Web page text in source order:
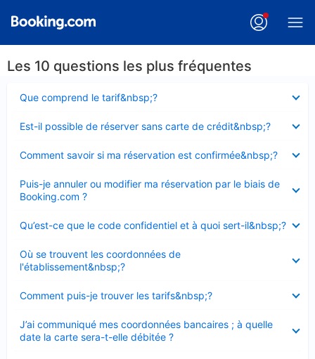
Les 10 questions les plus fréquentes
Que comprend le tarif&nbsp;?
fermé
Est-il possible de réserver sans carte de crédit&nbsp;?
fermé
Comment savoir si ma réservation est confirmée&nbsp;?
fermé
Puis-je annuler ou modifier ma réservation par le biais de
Booking.com ?
fermé
Qu’est-ce que le code confidentiel et à quoi sert-il&nbsp;?
fermé
Où se trouvent les coordonnées de
l'établissement&nbsp;?
fermé
Comment puis-je trouver les tarifs&nbsp;?
fermé
J’ai communiqué mes coordonnées bancaires ; à quelle
date la carte sera-t-elle débitée ?
fermé